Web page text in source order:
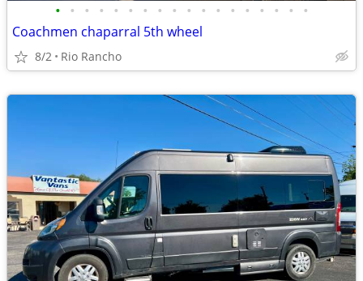
• • • • • • • • • • • • • • • • • •
Coachmen chaparral 5th wheel
8/2 Rio Rancho